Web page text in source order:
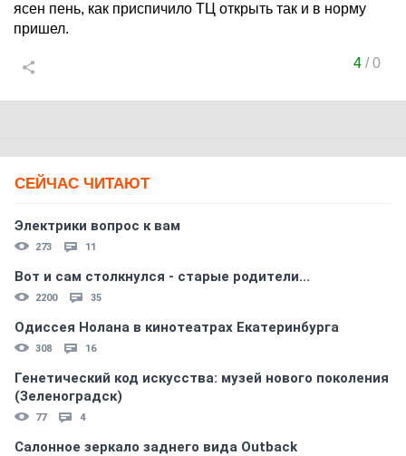
ясен пень, как приспичило ТЦ открыть так и в норму
пришел.
4/0
СЕЙЧАС ЧИТАЮТ
Электрики вопрос к вам
273 11
Вот и сам столкнулся - старые родители...
2200 35
Одиссея Нолана в кинотеатрах Екатеринбурга
308 16
Генетический код искусства: музей нового поколения
(Зеленоградск)
77 4
Салонное зеркало заднего вида Outback